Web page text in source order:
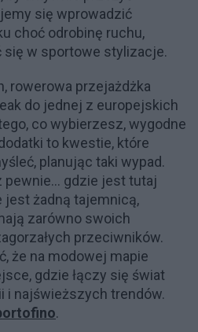
się wprowadzić
choć odrobinę ruchu,
w sportowe stylizacje.
rowerowa przejażdżka
do jednej z europejskich
co wybierzesz, wygodne
to kwestie, które
planując taki wypad.
gdzie jest tutaj
jest żadną tajemnicą,
zarówno swoich
przeciwników.
że na modowej mapie
gdzie łączy się świat
i najświeższych trendów.
.